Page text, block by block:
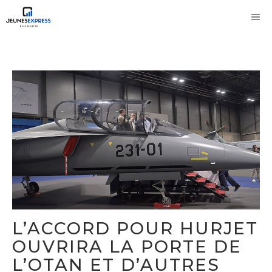
au
L’ACCORD POUR HURJET
OUVRIRA LA PORTE DE
L’OTAN ET D’AUTRES